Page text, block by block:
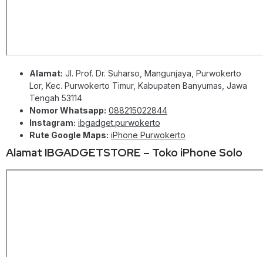
Alamat: Jl. Prof. Dr. Suharso, Mangunjaya, Purwokerto
Lor, Kec. Purwokerto Timur, Kabupaten Banyumas, Jawa
Tengah 53114
Nomor Whatsapp: 088215022844
Instagram: ibgadget.purwokerto
Rute Google Maps: iPhone Purwokerto
Alamat IBGADGETSTORE – Toko iPhone Solo